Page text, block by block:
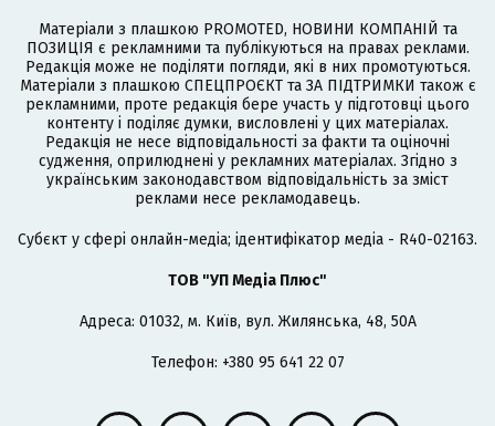
Матеріали з плашкою PROMOTED, НОВИНИ КОМПАНІЙ та
ПОЗИЦІЯ є рекламними та публікуються на правах реклами.
Редакція може не поділяти погляди, які в них промотуються.
Матеріали з плашкою СПЕЦПРОЄКТ та ЗА ПІДТРИМКИ також є
рекламними, проте редакція бере участь у підготовці цього
контенту і поділяє думки, висловлені у цих матеріалах.
Редакція не несе відповідальності за факти та оціночні
судження, оприлюднені у рекламних матеріалах. Згідно з
українським законодавством відповідальність за зміст
реклами несе рекламодавець.
Cубєкт у сфері онлайн-медіа; ідентифікатор медіа - R40-02163.
ТОВ "УП Медіа Плюс"
Адреса: 01032, м. Київ, вул. Жилянська, 48, 50А
Телефон: +380 95 641 22 07